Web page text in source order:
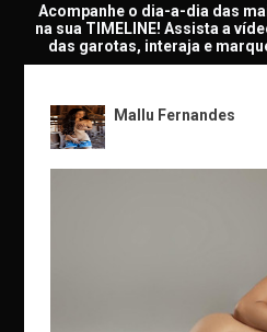
Acompanhe o dia-a-dia das
na sua TIMELINE! Assista a
das garotas, interaja e
Mallu Fernandes